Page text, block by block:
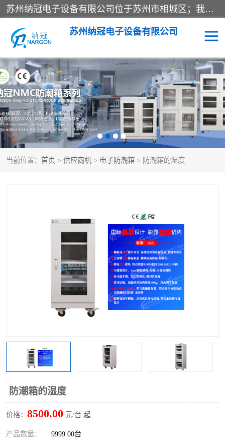
苏州纳冠电子设备有限公司位于苏州市相城区；我司依托国外先进技术结合国内用户的需求，为客户提供具有WMS功能的超低湿快速除湿电子防潮，压缩空气连续干燥柜、智能物料管理氮气储物柜、自制氮氮气柜、防潮氮气组合柜、不锈钢洁净氮气柜、洁净储物柜、石墨舟柜、亮灯导引丝网板存储柜、PCB柔性板气密干燥柜等
苏州纳冠电子设备有限公司
当前位置： 首页 > 供应商机 > 电子防潮箱 > 防潮箱的湿度
防潮箱的湿度
价格： 8500.00 元/台 起
产品数量： 9999.00台
电子防潮箱 氮气柜
智能料架 干燥箱